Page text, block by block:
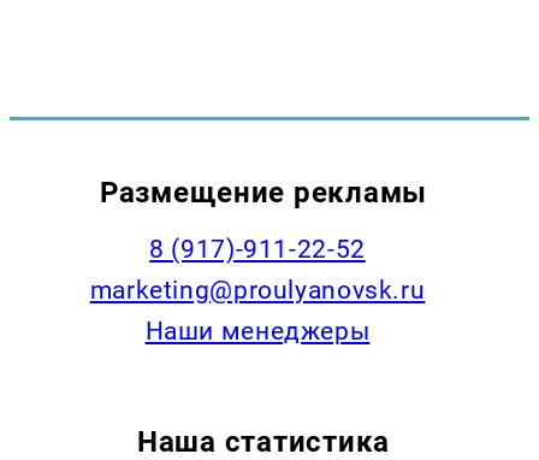
Размещение рекламы
8 (917)-911-22-52
marketing@proulyanovsk.ru
Наши менеджеры
Наша статистика